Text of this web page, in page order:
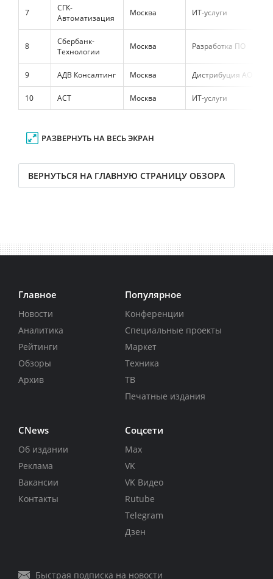
7
СГК-
Автоматизация
Москва ИТ-услуги
8
Сбербанк-
Технологии
Москва Разработка ПО
9 АДВ Консалтинг Москва Дистрибуция АО
10 АСТ Москва ИТ-услуги
РАЗВЕРНУТЬ НА ВЕСЬ ЭКРАН
ВЕРНУТЬСЯ НА ГЛАВНУЮ СТРАНИЦУ ОБЗОРА
Главное
Новости
Аналитика
Рейтинги
Обзоры
Архив
Популярное
Конференции
Специальные проекты
Маркет
Техника
ТВ
Печатные издания
CNews
Об издании
Реклама
Вакансии
Контакты
Соцсети
Max
VK
VK Видео
Rutube
Telegram
Дзен
Быстрая подписка на новости